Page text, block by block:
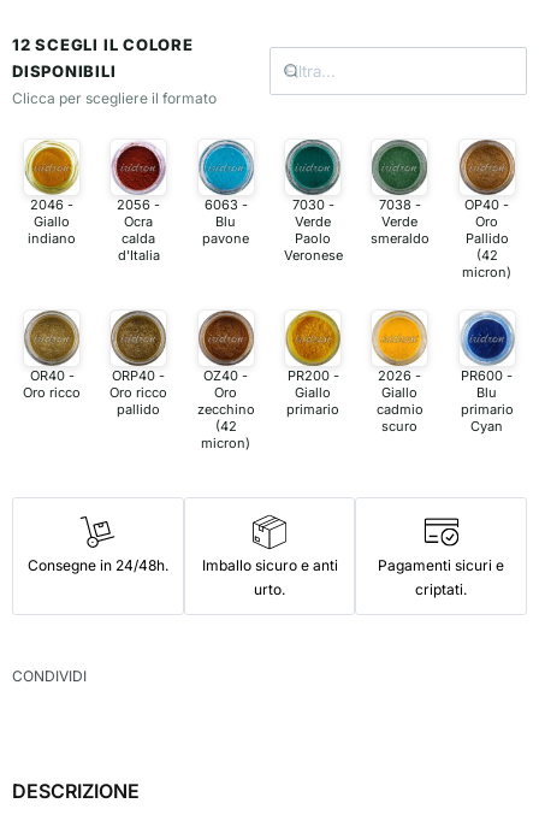
12 SCEGLI IL COLORE
DISPONIBILI
Clicca per scegliere il formato
2046 -
Giallo
indiano
2056 -
Ocra
calda
d'Italia
6063 -
Blu
pavone
7030 -
Verde
Paolo
Veronese
7038 -
Verde
smeraldo
OP40 -
Oro
Pallido
(42
micron)
OR40 -
Oro ricco
ORP40 -
Oro ricco
pallido
OZ40 -
Oro
zecchino
(42
micron)
PR200 -
Giallo
primario
2026 -
Giallo
cadmio
scuro
PR600 -
Blu
primario
Cyan
Consegne in 24/48h.
Imballo sicuro e anti
urto.
Pagamenti sicuri e
criptati.
CONDIVIDI
DESCRIZIONE